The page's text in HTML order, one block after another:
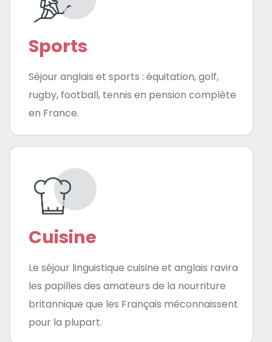
Sports
Séjour anglais et sports : équitation, golf,
rugby, football, tennis en pension complète
en France.
Cuisine
Le séjour linguistique cuisine et anglais ravira
les papilles des amateurs de la nourriture
britannique que les Français méconnaissent
pour la plupart.